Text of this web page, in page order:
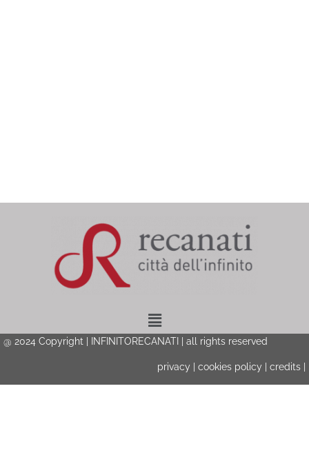
Menu
@ 2024 Copyright | INFINITORECANATI | all rights reserved
privacy cookies policy credits